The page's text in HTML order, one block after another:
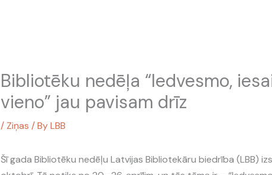
Bibliotēku nedēļa “Iedvesmo,
vieno” jau pavisam drīz
/ Ziņas / ByLBB
Šī gada Bibliotēku nedēļu Latvijas Bibliotekāru biedrība (LBB)